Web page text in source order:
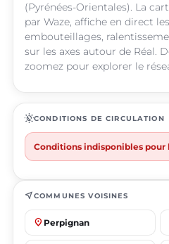
(Pyrénées-Orientales). La
par Waze, affiche en direct
embouteillages,
sur les axes autour de Réal.
zoomez pour explorer le
routineCONDITIONS DE CIRCULATION
Conditions indisponibles pour
near_meCOMMUNES VOISINES
place Perpignan